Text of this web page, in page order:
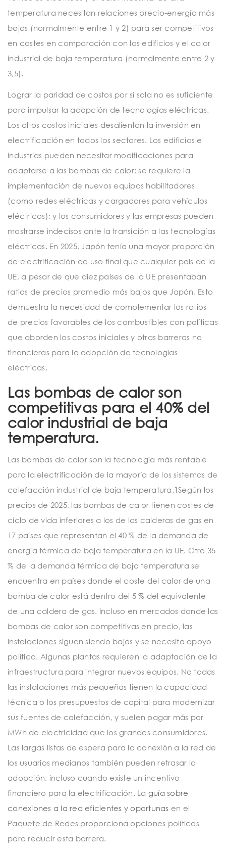
temperatura necesitan relaciones precio-energía más
bajas (normalmente entre 1 y 2) para ser competitivos
en costes en comparación con los edificios y el calor
industrial de baja temperatura (normalmente entre 2 y
3,5).
Lograr la paridad de costos por sí sola no es suficiente
para impulsar la adopción de tecnologías eléctricas.
Los altos costos iniciales desalientan la inversión en
electrificación en todos los sectores. Los edificios e
industrias pueden necesitar modificaciones para
adaptarse a las bombas de calor; se requiere la
implementación de nuevos equipos habilitadores
(como redes eléctricas y cargadores para vehículos
eléctricos); y los consumidores y las empresas pueden
mostrarse indecisos ante la transición a las tecnologías
eléctricas. En 2025, Japón tenía una mayor proporción
de electrificación de uso final que cualquier país de la
UE, a pesar de que diez países de la UE presentaban
ratios de precios promedio más bajos que Japón. Esto
demuestra la necesidad de complementar los ratios
de precios favorables de los combustibles con políticas
que aborden los costos iniciales y otras barreras no
financieras para la adopción de tecnologías
eléctricas.
Las bombas de calor son
competitivas para el 40% del
calor industrial de baja
temperatura.
Las bombas de calor son la tecnología más rentable
para la electrificación de la mayoría de los sistemas de
calefacción industrial de baja temperatura.1Según los
precios de 2025, las bombas de calor tienen costes de
ciclo de vida inferiores a los de las calderas de gas en
17 países que representan el 40 % de la demanda de
energía térmica de baja temperatura en la UE. Otro 35
% de la demanda térmica de baja temperatura se
encuentra en países donde el coste del calor de una
bomba de calor está dentro del 5 % del equivalente
de una caldera de gas. Incluso en mercados donde las
bombas de calor son competitivas en precio, las
instalaciones siguen siendo bajas y se necesita apoyo
político. Algunas plantas requieren la adaptación de la
infraestructura para integrar nuevos equipos. No todas
las instalaciones más pequeñas tienen la capacidad
técnica o los presupuestos de capital para modernizar
sus fuentes de calefacción, y suelen pagar más por
MWh de electricidad que los grandes consumidores.
Las largas listas de espera para la conexión a la red de
los usuarios medianos también pueden retrasar la
adopción, incluso cuando existe un incentivo
financiero para la electrificación. La guía sobre
conexiones a la red eficientes y oportunas en el
Paquete de Redes proporciona opciones políticas
para reducir esta barrera.